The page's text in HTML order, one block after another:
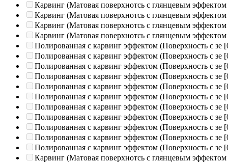
Карвинг (Матовая поверхнотсь с глянцевым эффектом
Карвинг (Матовая поверхнотсь с глянцевым эффектом
Карвинг (Матовая поверхнотсь с глянцевым эффектом
Карвинг (Матовая поверхнотсь с глянцевым эффектом
Полированная c карвинг эффектом (Поверхность с зе
Полированная c карвинг эффектом (Поверхность с зе
Полированная c карвинг эффектом (Поверхность с зе
Полированная c карвинг эффектом (Поверхность с зе
Полированная c карвинг эффектом (Поверхность с зе
Полированная c карвинг эффектом (Поверхность с зе
Полированная c карвинг эффектом (Поверхность с зе
Полированная c карвинг эффектом (Поверхность с зе
Полированная c карвинг эффектом (Поверхность с зе
Полированная c карвинг эффектом (Поверхность с зе
Полированная c карвинг эффектом (Поверхность с зе
Карвинг (Матовая поверхнотсь с глянцевым эффектом